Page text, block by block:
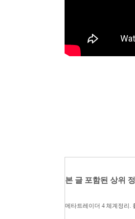
본 글 포함된 상위
메타트레이더 4 체계정리.